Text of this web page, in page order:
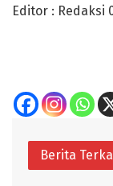
Editor : Redaksi
Berita